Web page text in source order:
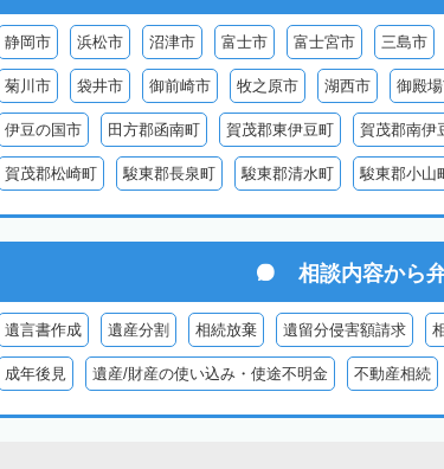
静岡市 浜松市 沼津市 富士市 富士宮市 三島市
菊川市 袋井市 御前崎市 牧之原市 湖西市 御殿
伊豆の国市 田方郡函南町 賀茂郡東伊豆町 賀茂郡南伊
賀茂郡松崎町 駿東郡長泉町 駿東郡清水町 駿東郡小山
相談内容から
遺言書作成 遺産分割 相続放棄 遺留分侵害額請求
成年後見 遺産/財産の使い込み・使途不明金 不動産相続